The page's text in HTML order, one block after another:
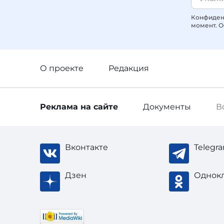
момент.
О проекте Редакция
Реклама на сайте Документы
Вконтакте
Дзен